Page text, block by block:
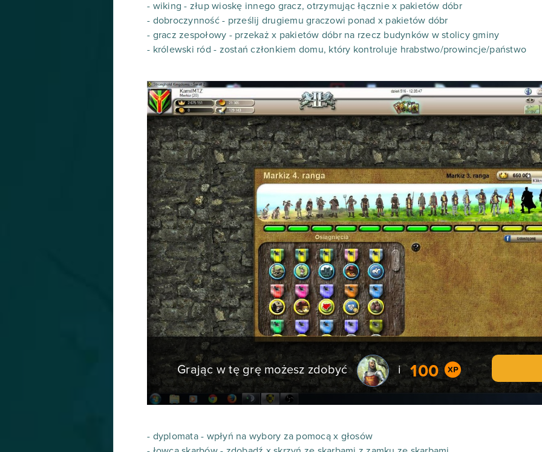
- wiking - złup wioskę innego gracz, otrzymując łącznie x pakietów dóbr
- dobroczynność - prześlij drugiemu graczowi ponad x pakietów dóbr
- gracz zespołowy - przekaż x pakietów dóbr na rzecz budynków w stolicy gminy
- królewski ród - zostań członkiem domu, który kontroluje hrabstwo/prowincje/państwo
Grając w tę grę możesz zdobyć i 100
- dyplomata - wpłyń na wybory za pomocą x głosów